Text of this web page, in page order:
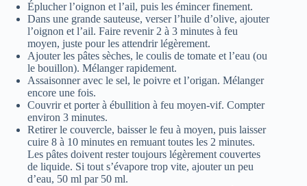
Éplucher l’oignon et l’ail, puis les émincer finement.
Dans une grande sauteuse, verser l’huile d’olive, ajouter
l’oignon et l’ail. Faire revenir 2 à 3 minutes à feu
moyen, juste pour les attendrir légèrement.
Ajouter les pâtes sèches, le coulis de tomate et l’eau (ou
le bouillon). Mélanger rapidement.
Assaisonner avec le sel, le poivre et l’origan. Mélanger
encore une fois.
Couvrir et porter à ébullition à feu moyen-vif. Compter
environ 3 minutes.
Retirer le couvercle, baisser le feu à moyen, puis laisser
cuire 8 à 10 minutes en remuant toutes les 2 minutes.
Les pâtes doivent rester toujours légèrement couvertes
de liquide. Si tout s’évapore trop vite, ajouter un peu
d’eau, 50 ml par 50 ml.